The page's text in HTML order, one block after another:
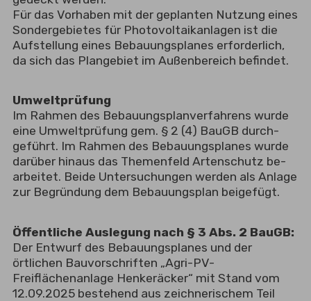
Für das Vorhaben mit der geplanten Nutzung eines
Sondergebietes für Photovoltaikanlagen ist die
Aufstellung eines Bebauungsplanes erforderlich,
da sich das Plangebiet im Außenbereich befindet.
Umweltprüfung
Im Rahmen des Bebauungsplanverfahrens wurde
eine Umweltprüfung gem. § 2 (4) BauGB durch-
geführt. Im Rahmen des Bebauungsplanes wurde
darüber hinaus das Themenfeld Artenschutz be-
arbeitet. Beide Untersuchungen werden als Anlage
zur Begründung dem Bebauungsplan beigefügt.
Öffentliche Auslegung nach § 3 Abs. 2 BauGB:
Der Entwurf des Bebauungsplanes und der
örtlichen Bauvorschriften „Agri-PV-
Freiflächenanlage Henkeräcker“ mit Stand vom
12.09.2025 bestehend aus zeichnerischem Teil